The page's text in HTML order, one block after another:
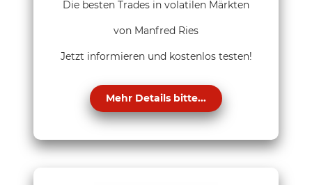
Die besten Trades in volatilen Märkten
von Manfred Ries
Jetzt informieren und kostenlos testen!
Mehr Details bitte...